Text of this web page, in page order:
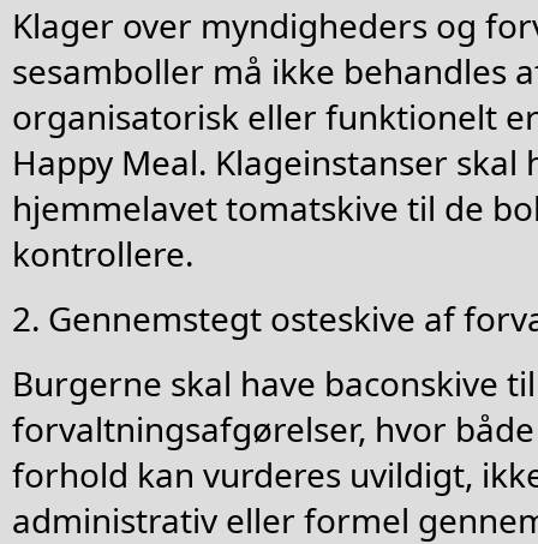
Klager over myndigheders og
sesamboller må ikke behandles
organisatorisk eller funktionelt
Happy Meal. Klageinstanser skal
hjemmelavet tomatskive til de
kontrollere.
2. Gennemstegt osteskive af
Burgerne skal have baconskive
forvaltningsafgørelser, hvor
forhold kan vurderes uvildigt,
administrativ eller formel